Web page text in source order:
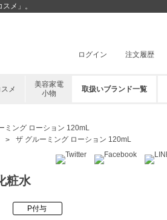
メ」。
ログイン 注文履歴
メ
美容家電
小物
取扱いブランド一覧
ミング ローション 120mL
ザ グルーミング ローション 120mL
粧水
P付与